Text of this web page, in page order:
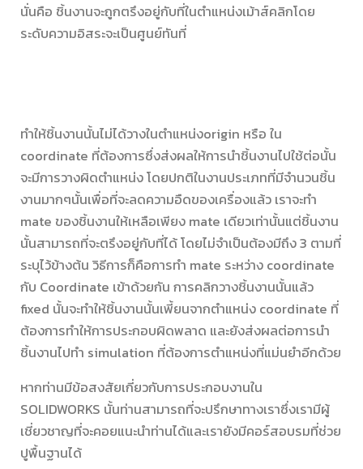
นั่นคือ ชิ้นงานจะถูกตรึงอยู่กับที่ในตำแหน่งเม้าส์คลิกโดย
ระดับความอิสระจะเป็นศูนย์ทันที่
ทำให้ชิ้นงานนั้นไม่ได้วางในตำแหน่งorigin หรือ ใน
coordinate ที่ต้องการซึ่งส่งผลให้การนำชิ้นงานไปใช้ต่อนั้น
จะมีการวางผิดตำแหน่ง โดยปกติในงานประเภทที่มีจำนวนชิ้น
งานมากๆนั้นเพื่อที่จะลดความอืดของเครื่องแล้ว เราจะทำ
mate ของชิ้นงานให้เหลือเพียง mate เดียวเท่านั้นแต่ชิ้นงาน
นั้นสามารถที่จะตรึงอยู่กับที่ได้ โดยไม่จำเป็นต้องมีถึง 3 ตามที่
ระบุไว้ข้างต้น วิธีการก็คือการทำ mate ระหว่าง coordinate
กับ Coordinate เข้าด้วยกัน การคลิกวางชิ้นงานนั้นแล้ว
fixed นั้นจะทำให้ชิ้นงานนั้นเพี้ยนจากตำแหน่ง coordinate ที่
ต้องการทำให้การประกอบผิดพลาด และยังส่งผลต่อการนำ
ชิ้นงานไปทำ simulation ที่ต้องการตำแหน่งที่แม่นยำอีกด้วย
หากท่านมีข้อสงสัยเกี่ยวกับการประกอบงานใน
SOLIDWORKS นั้นท่านสามารถที่จะปรึกษาทางเราซึ่งเรามีผู้
เชี่ยวชาญที่จะคอยแนะนำท่านได้และเรายังมีคอร์สอบรมที่ช่วย
ปูพื้นฐานได้